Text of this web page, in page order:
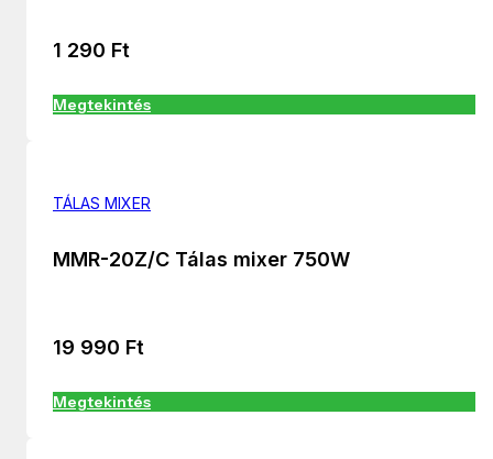
1 290 Ft
Megtekintés
TÁLAS MIXER
MMR-20Z/C Tálas mixer 750W
19 990 Ft
Megtekintés